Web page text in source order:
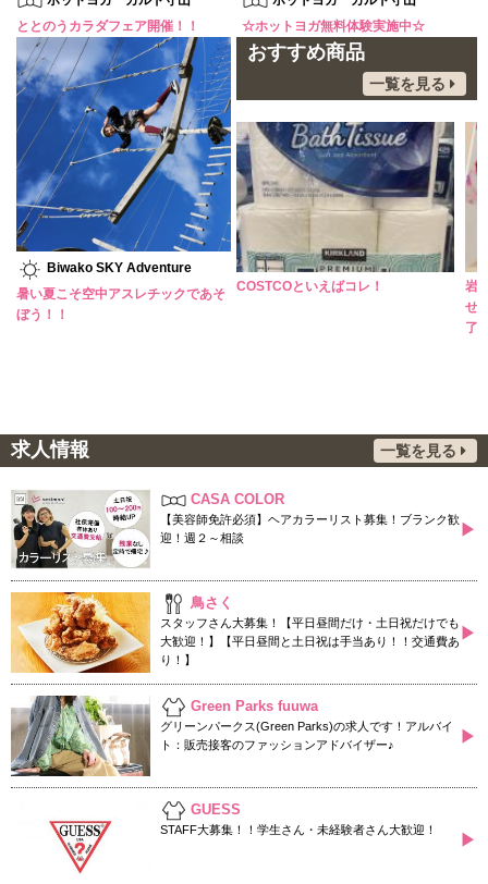
ととのうカラダフェア開催！！
☆ホットヨガ無料体験実施中☆
Biwako SKY Adventure
暑い夏こそ空中アスレチックであそ
ぼう！！
おすすめ商品
一覧を見る
暑い日には、さっぱりアイスコーヒ
ーがオススメ！
COSTCOといえばコレ！
岩
せ
了
求人情報 一覧を見る
CASA COLOR
【美容師免許必須】ヘアカラーリスト募集！ブランク歓
迎！週２～相談
▶
鳥さく
スタッフさん大募集！【平日昼間だけ・土日祝だけでも
大歓迎！】【平日昼間と土日祝は手当あり！！交通費あ
り！】
▶
Green Parks fuuwa
グリーンパークス(Green Parks)の求人です！アルバイ
ト：販売接客のファッションアドバイザー♪
▶
GUESS
STAFF大募集！！学生さん・未経験者さん大歓迎！
▶